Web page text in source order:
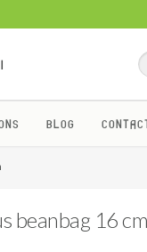
BLOG
beanbag 16 cm